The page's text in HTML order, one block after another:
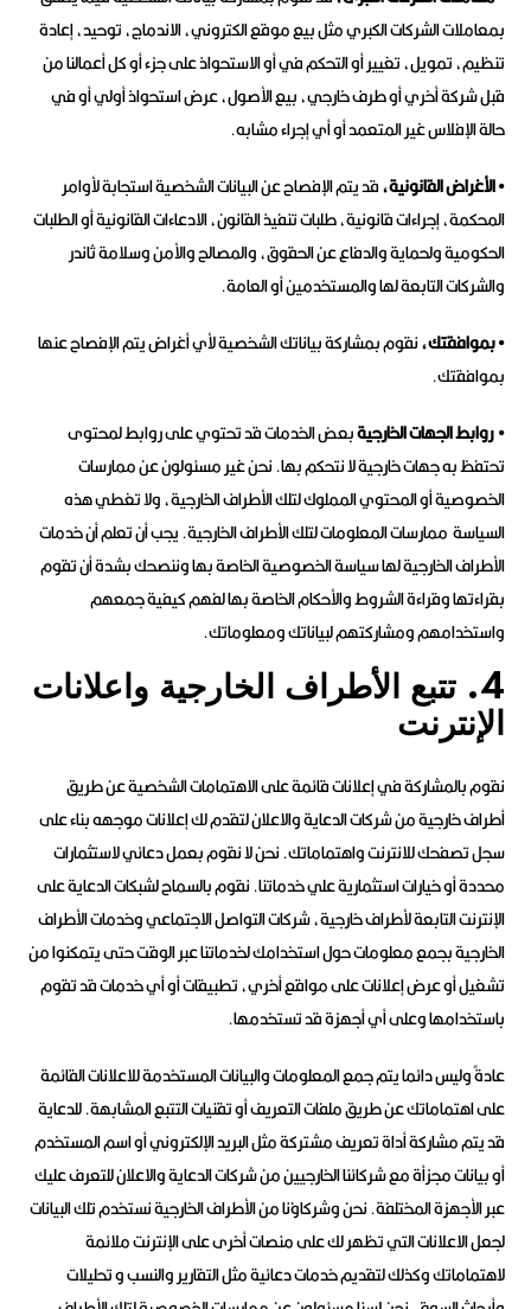
بمعاملات الشركات الكبري مثل بيع موقع الكتروني، الاندماج، توحيد، إعادة
تنظيم، تمويل، تغيير أو التحكم في أو الاستحواذ على جزء أو كل أعمالنا من
قبل شركة أخري أو طرف خارجي، بيع الأصول، عرض استحواذ أولي أو في
حالة الإفلاس غير المتعمد أو أي إجراء مشابه.
• الأغراض القانونية،قد يتم الإفصاح عن البيانات الشخصية استجابة لأوامر
المحكمة، إجراءات قانونية، طلبات تنفيذ القانون، الادعاءات القانونية أو الطلبات
الحكومية ولحماية والدفاع عن الحقوق، والمصالح والأمن وسلامة ثاندر
والشركات التابعة لها والمستخدمين أو العامة.
• بموافقتك،نقوم بمشاركة بياناتك الشخصية لأي أغراض يتم الإفصاح عنها
بموافقتك.
• روابط الجهات الخارجيةبعض الخدمات قد تحتوي على روابط لمحتوى
تحتفظ به جهات خارجية لا نتحكم بها. نحن غير مسئولون عن ممارسات
الخصوصية أو المحتوي المملوك لتلك الأطراف الخارجية، ولا تغطي هذه
السياسة ممارسات المعلومات لتلك الأطراف الخارجية. يجب أن تعلم أن خدمات
الأطراف الخارجية لها سياسة الخصوصية الخاصة بها وننصحك بشدة أن تقوم
بقراءتها وقراءة الشروط والأحكام الخاصة بها لفهم كيفية جمعهم
واستخدامهم ومشاركتهم لبياناتك ومعلوماتك.
4. تتبع الأطراف الخارجية واعلانات
الإنترنت
نقوم بالمشاركة في إعلانات قائمة على الاهتمامات الشخصية عن طريق
أطراف خارجية من شركات الدعاية والاعلان لتقدم لك إعلانات موجهه بناء على
سجل تصفحك للانترنت واهتماماتك. نحن لا نقوم بعمل دعائي لاستثمارات
محددة أو خيارات استثمارية علي خدماتنا. نقوم بالسماح لشبكات الدعاية على
الإنترنت التابعة لأطراف خارجية، شركات التواصل الاجتماعي وخدمات الأطراف
الخارجية بجمع معلومات حول استخدامك لخدماتنا عبر الوقت حتى يتمكنوا من
تشغيل أو عرض إعلانات على مواقع أخري، تطبيقات أو أي خدمات قد تقوم
باستخدامها وعلى أي أجهزة قد تستخدمها.
عادةً وليس دائما يتم جمع المعلومات والبيانات المستخدمة للاعلانات القائمة
على اهتماماتك عن طريق ملفات التعريف أو تقنيات التتبع المشابهة. للدعاية
قد يتم مشاركة أداة تعريف مشتركة مثل البريد الإلكتروني أو اسم المستخدم
أو بيانات مجزأة مع شركائنا الخارجيين من شركات الدعاية والاعلان للتعرف عليك
عبر الأجهزة المختلفة. نحن وشركاؤنا من الأطراف الخارجية نستخدم تلك البيانات
لجعل الاعلانات التي تظهر لك على منصات أخرى على الإنترنت ملائمة
لاهتماماتك وكذلك لتقديم خدمات دعائية مثل التقارير والنسب و تحليلات